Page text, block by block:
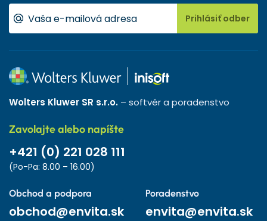
Prihlásiť odber
Wolters Kluwer SR s.r.o. – softvér a poradenstvo
Zavolajte alebo napíšte
+421 (0) 221 028 111
(Po-Pa: 8.00 – 16.00)
Obchod a podpora
obchod@envita.sk
Poradenstvo
envita@envita.sk